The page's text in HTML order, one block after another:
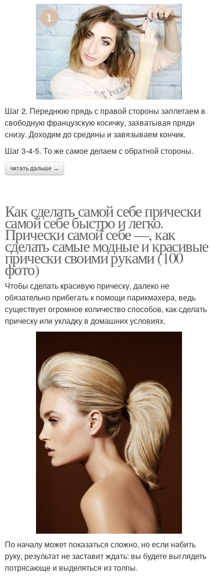
Шаг 2. Переднюю прядь с правой стороны заплетаем в
свободную французскую косичку, захватывая пряди
снизу. Доходим до средины и завязываем кончик.
Шаг 3-4-5. То же самое делаем с обратной стороны.
читать дальше →
Как сделать самой себе прически
самой себе быстро и легко.
Прически самой себе —, как
сделать самые модные и красивые
прически своими руками (100
фото)
Чтобы сделать красивую прическу, далеко не
обязательно прибегать к помощи парикмахера, ведь
существует огромное количество способов, как сделать
прическу или укладку в домашних условиях.
По началу может показаться сложно, но если набить
руку, результат не заставит ждать: вы будете выглядеть
потрясающе и выделяться из толпы.